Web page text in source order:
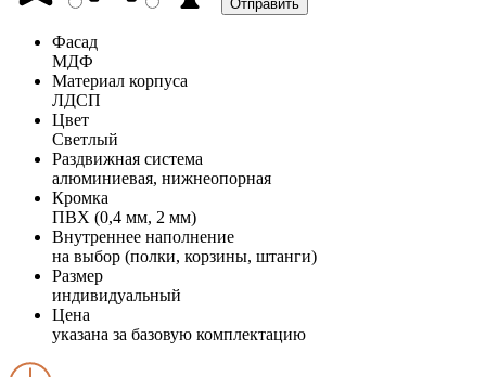
Фасад
МДФ
Материал корпуса
ЛДСП
Цвет
Светлый
Раздвижная система
алюминиевая, нижнеопорная
Кромка
ПВХ (0,4 мм, 2 мм)
Внутреннее наполнение
на выбор (полки, корзины, штанги)
Размер
индивидуальный
Цена
указана за базовую комплектацию